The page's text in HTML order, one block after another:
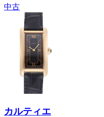
中古
カルティエ